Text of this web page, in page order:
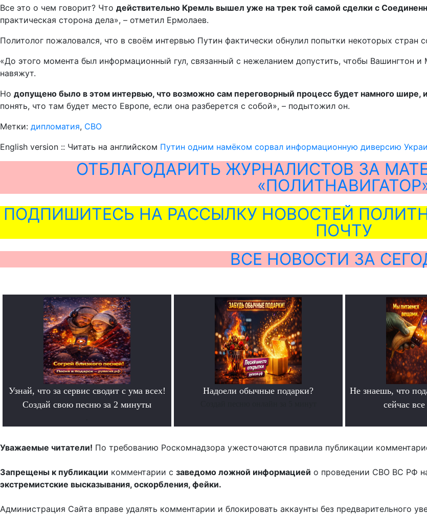
Все это о чем говорит? Что действительно Кремль вышел уже на трек той самой сделки с
практическая сторона дела», – отметил Ермолаев.
Политолог пожаловался, что в своём интервью Путин фактически обнулил попытки некоторых стран
«До этого момента был информационный гул, связанный с нежеланием допустить, чтобы Вашингтон
навяжут.
Но допущено было в этом интервью, что возможно сам переговорный процесс будет намного шире,
понять, что там будет место Европе, если она разберется с собой», – подытожил он.
Метки: дипломатия, СВО
English version :: Читать на английском Путин одним намёком сорвал информационную диверсию
ОТБЛАГОДАРИТЬ ЖУРНАЛИСТОВ ЗА
ПОДПИШИТЕСЬ НА РАССЫЛКУ НОВОСТЕЙ
ПОЧТУ
ВСЕ НОВОСТИ ЗА
Узнай, что за сервис сводит с ума всех!
Создай свою песню за 2 минуты
Надоели обычные подарки?
Не знаешь, что
сейчас
Уважаемые читатели! По требованию Роскомнадзора ужесточаются правила публикации
Запрещены к публикации комментарии с заведомо ложной информацией о проведении СВО ВС РФ
экстремистские высказывания, оскорбления, фейки.
Администрация Сайта вправе удалять комментарии и блокировать аккаунты без предварительного